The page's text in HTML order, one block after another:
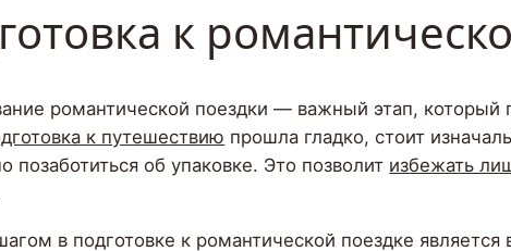
к
романтической поездки — важный этап, который
к путешествию прошла гладко, стоит
позаботиться об упаковке. Это позволит избежать
в подготовке к романтической поездке